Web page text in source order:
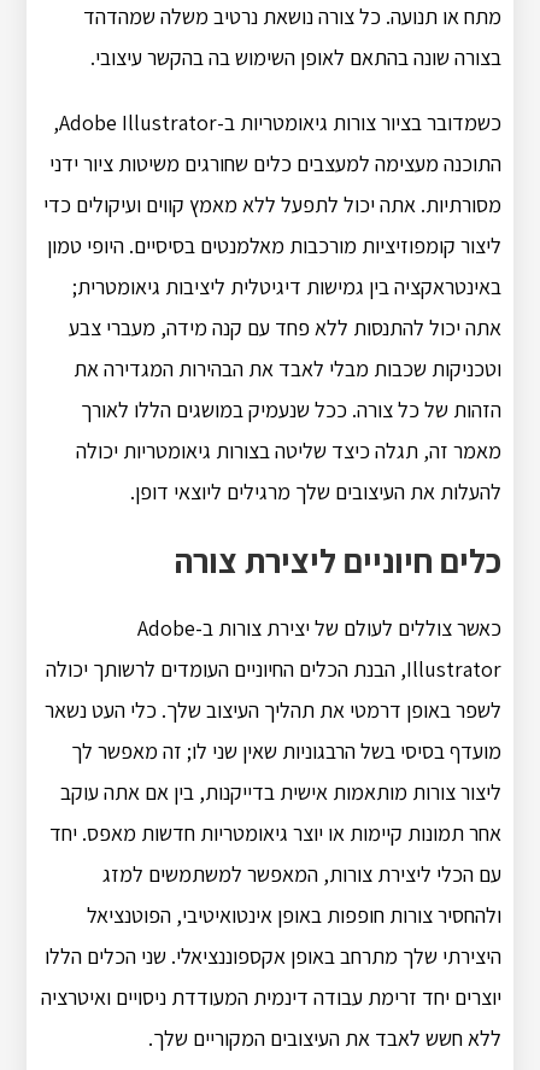
מתח או תנועה. כל צורה נושאת נרטיב משלה שמהדהד
בצורה שונה בהתאם לאופן השימוש בה בהקשר עיצובי.
כשמדובר בציור צורות גיאומטריות ב-Adobe Illustrator,
התוכנה מעצימה למעצבים כלים שחורגים משיטות ציור ידני
מסורתיות. אתה יכול לתפעל ללא מאמץ קווים ועיקולים כדי
ליצור קומפוזיציות מורכבות מאלמנטים בסיסיים. היופי טמון
באינטראקציה בין גמישות דיגיטלית ליציבות גיאומטרית;
אתה יכול להתנסות ללא פחד עם קנה מידה, מעברי צבע
וטכניקות שכבות מבלי לאבד את הבהירות המגדירה את
הזהות של כל צורה. ככל שנעמיק במושגים הללו לאורך
מאמר זה, תגלה כיצד שליטה בצורות גיאומטריות יכולה
להעלות את העיצובים שלך מרגילים ליוצאי דופן.
כלים חיוניים ליצירת צורה
כאשר צוללים לעולם של יצירת צורות ב-Adobe
Illustrator, הבנת הכלים החיוניים העומדים לרשותך יכולה
לשפר באופן דרמטי את תהליך העיצוב שלך. כלי העט נשאר
מועדף בסיסי בשל הרבגוניות שאין שני לו; זה מאפשר לך
ליצור צורות מותאמות אישית בדייקנות, בין אם אתה עוקב
אחר תמונות קיימות או יוצר גיאומטריות חדשות מאפס. יחד
עם הכלי ליצירת צורות, המאפשר למשתמשים למזג
ולהחסיר צורות חופפות באופן אינטואיטיבי, הפוטנציאל
היצירתי שלך מתרחב באופן אקספוננציאלי. שני הכלים הללו
יוצרים יחד זרימת עבודה דינמית המעודדת ניסויים ואיטרציה
ללא חשש לאבד את העיצובים המקוריים שלך.